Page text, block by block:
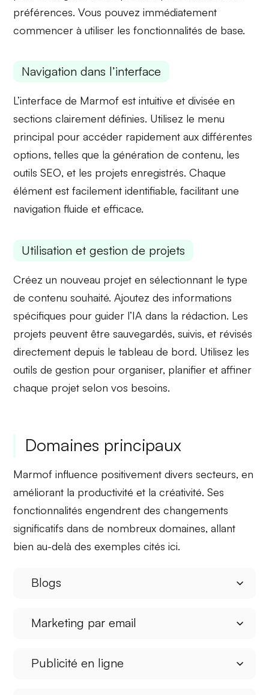
préférences. Vous pouvez immédiatement
commencer à utiliser les fonctionnalités de base.
Navigation dans l’interface
L’interface de Marmof est intuitive et divisée en
sections clairement définies. Utilisez le menu
principal pour accéder rapidement aux différentes
options, telles que la génération de contenu, les
outils SEO, et les projets enregistrés. Chaque
élément est facilement identifiable, facilitant une
navigation fluide et efficace.
Utilisation et gestion de projets
Créez un nouveau projet en sélectionnant le type
de contenu souhaité. Ajoutez desinformations
spécifiques pour guider l’IA dans la rédaction. Les
projets peuvent être sauvegardés, suivis, et révisés
directement depuis letableau de bord. Utilisez les
outils de gestion pour organiser, planifier et affiner
chaque projet selon vos besoins.
Domaines principaux
Marmof influence positivement diverssecteurs, en
améliorant la productivité et lacréativité. Ses
fonctionnalités engendrent des changements
significatifs dans de nombreux domaines, allant
bien au-delà des exemples cités ici.
Blogs
Marketing par email
Publicité en ligne